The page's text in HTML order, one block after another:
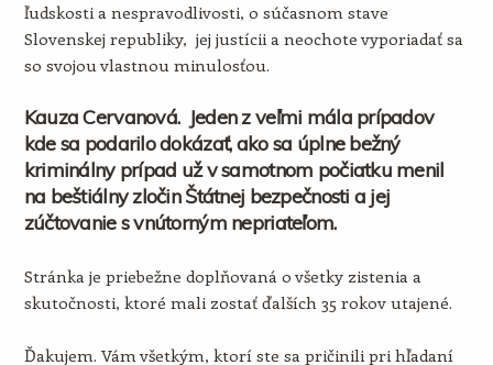
ľudskosti a nespravodlivosti, o súčasnom stave
Slovenskej republiky, jej justícii a neochote vyporiadať sa
so svojou vlastnou minulosťou.
Kauza Cervanová. Jeden z veľmi mála prípadov
kde sa podarilo dokázať, ako sa úplne bežný
kriminálny prípad už v samotnom počiatku menil
na beštiálny zločin Štátnej bezpečnosti a jej
zúčtovanie s vnútorným nepriateľom.
Stránka je priebežne doplňovaná o všetky zistenia a
skutočnosti, ktoré mali zostať ďalších 35 rokov utajené.
Ďakujem. Vám všetkým, ktorí ste sa pričinili pri hľadaní